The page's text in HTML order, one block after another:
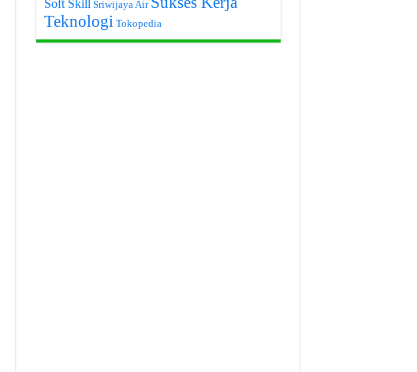
Soft Skill Sriwijaya Air
Teknologi Tokopedia